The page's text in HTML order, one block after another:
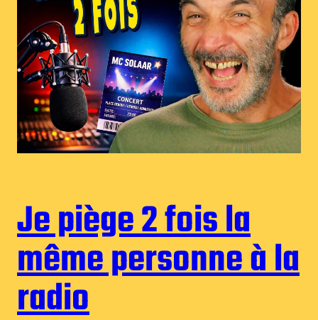
Je piège 2 fois la
même personne à la
radio